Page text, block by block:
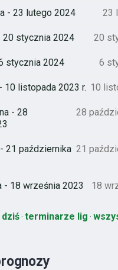
- 23 lutego 2024 23
20 stycznia 2024 20
stycznia 2024 6
10 listopada 2023 r. 10
- 28
28
21 października 21
- 18 września 2023 18
dziś ·terminarze lig ·